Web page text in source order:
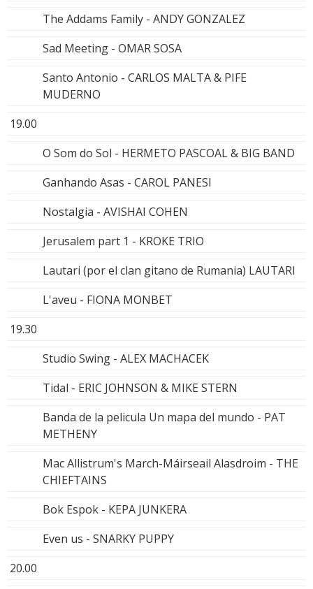
The Addams Family - ANDY GONZALEZ
Sad Meeting - OMAR SOSA
Santo Antonio - CARLOS MALTA & PIFE
MUDERNO
19.00
O Som do Sol - HERMETO PASCOAL & BIG BAND
Ganhando Asas - CAROL PANESI
Nostalgia - AVISHAI COHEN
Jerusalem part 1 - KROKE TRIO
Lautari (por el clan gitano de Rumania) LAUTARI
L'aveu - FIONA MONBET
19.30
Studio Swing - ALEX MACHACEK
Tidal - ERIC JOHNSON & MIKE STERN
Banda de la pelicula Un mapa del mundo - PAT
METHENY
Mac Allistrum's March-Máirseail Alasdroim - THE
CHIEFTAINS
Bok Espok - KEPA JUNKERA
Even us - SNARKY PUPPY
20.00